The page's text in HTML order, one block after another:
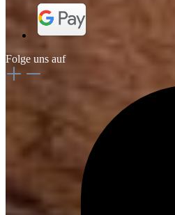
Folge uns auf